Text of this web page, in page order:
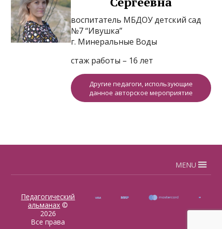
воспитатель МБДОУ детский сад
№7 “Ивушка”
г. Минеральные Воды
стаж работы – 16 лет
Другие педагоги, использующие
данное авторское мероприятие
MENU
Педагогический
альманах ©
2026
Все права